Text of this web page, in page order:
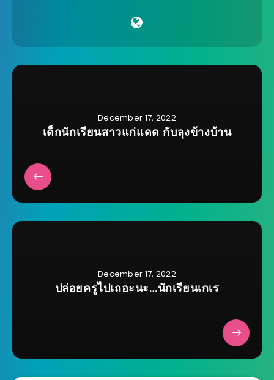
December 17, 2022
เด็กนักเรียนสาวแก่แดด กับลุงข้างบ้าน
December 17, 2022
ปล่อยครูไปเถอะนะ…นักเรียนเกเร